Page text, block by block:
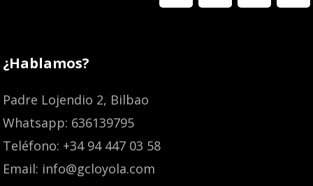
¿Hablamos?
Padre Lojendio 2, Bilbao
Whatsapp: 636139795
Teléfono: +34 94 447 03 58
Email: info@gcloyola.com